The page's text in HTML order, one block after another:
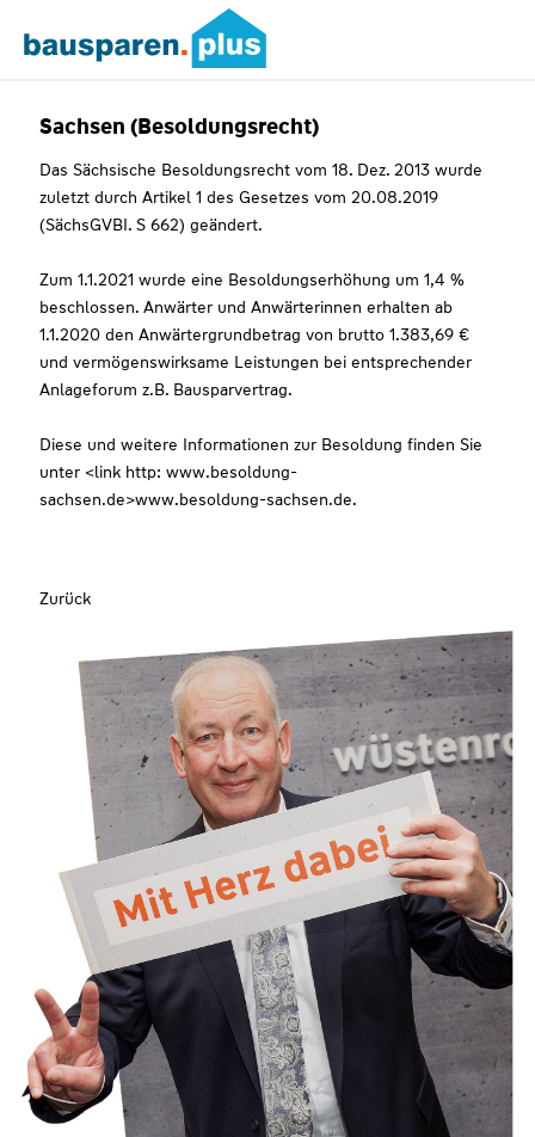
Sachsen (Besoldungsrecht)
Das Sächsische Besoldungsrecht vom 18. Dez. 2013 wurde
zuletzt durch Artikel 1 des Gesetzes vom 20.08.2019
(SächsGVBI. S 662) geändert.
Zum 1.1.2021 wurde eine Besoldungserhöhung um 1,4 %
beschlossen. Anwärter und Anwärterinnen erhalten ab
1.1.2020 den Anwärtergrundbetrag von brutto 1.383,69 €
und vermögenswirksame Leistungen bei entsprechender
Anlageforum z.B. Bausparvertrag.
Diese und weitere Informationen zur Besoldung finden Sie
unter <link http: www.besoldung-
sachsen.de>www.besoldung-sachsen.de.
Zurück